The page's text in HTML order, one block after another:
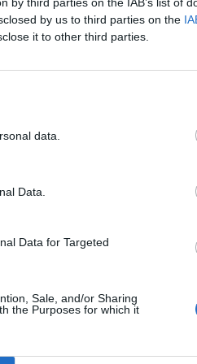
by us to third parties on the
it to other third parties.
data.
Data.
Data for Targeted
Sale, and/or Sharing
the Purposes for which it
Мрежата на
20 литри бензин АИ
и другите региони.
ограничувањето
работи заедно со
во регионот.
продажбата, но со
проблеми и
по нападите со